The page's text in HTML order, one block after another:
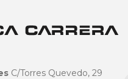
C/Torres Quevedo, 29